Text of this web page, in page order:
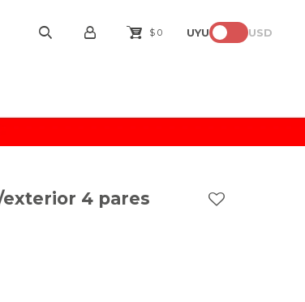
$ 0 UYU USD
exterior 4 pares